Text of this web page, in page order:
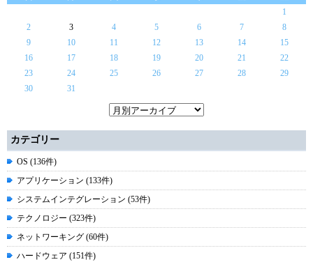
1
2
3 4 5 6 7
8
9
10 11 12 13 14
15
16
17 18 19 20 21
22
23
24 25 26 27 28
29
30
31
カテゴリー
OS (136件)
アプリケーション (133件)
システムインテグレーション (53件)
テクノロジー (323件)
ネットワーキング (60件)
ハードウェア (151件)